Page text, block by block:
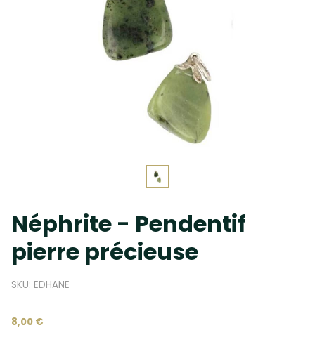
Néphrite - Pendentif
pierre précieuse
SKU: EDHANE
8,00 €